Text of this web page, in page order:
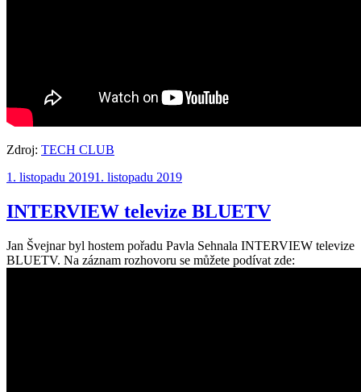
Zdroj: TECH CLUB
Publikováno:
1. listopadu 20191. listopadu 2019
INTERVIEW televize BLUETV
Jan Švejnar byl hostem pořadu Pavla Sehnala INTERVIEW televize
BLUETV. Na záznam rozhovoru se můžete podívat zde: